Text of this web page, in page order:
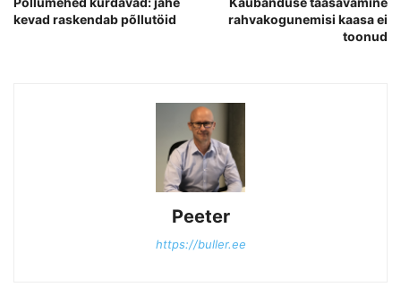
kevad raskendab põllutöid
rahvakogunemisi kaasa ei
toonud
Peeter
https://buller.ee